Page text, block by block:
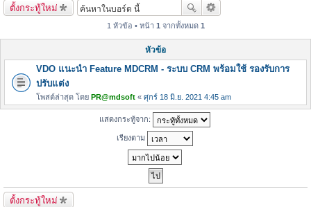
ตั้งกระทู้ใหม่
1 หัวข้อ • หน้า 1 จากทั้งหมด 1
หัวข้อ
VDO แนะนำ Feature MDCRM - ระบบ CRM พร้อมใช้ รองรับการ
ปรับแต่ง
โพสต์ล่าสุด โดย PR@mdsoft « ศุกร์ 18 มิ.ย. 2021 4:45 am
แสดงกระทู้จาก:
เรียงตาม
ตั้งกระทู้ใหม่